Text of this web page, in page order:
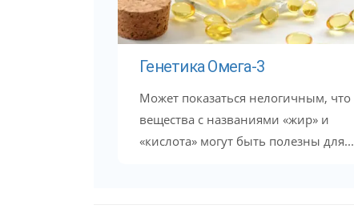
Генетика Омега-3
Может показаться нелогичным, что
вещества с названиями «жир» и
«кислота» могут быть полезны для...